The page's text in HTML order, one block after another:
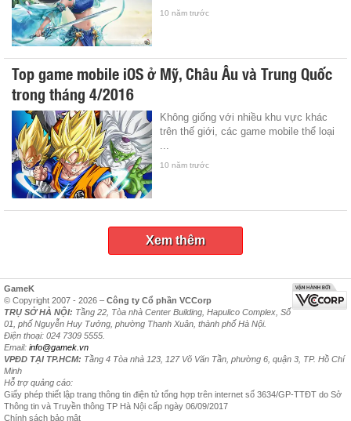
10 năm trước
Top game mobile iOS ở Mỹ, Châu Âu và Trung Quốc
trong tháng 4/2016
Không giống với nhiều khu vực khác
trên thế giới, các game mobile thể loại
10 năm trước
Xem thêm
GameK
© Copyright 2007 - 2026 – Công ty Cổ phần VCCorp
TRỤ SỞ HÀ NỘI: Tầng 22, Tòa nhà Center Building, Hapulico Complex, Số
01, phố Nguyễn Huy Tưởng, phường Thanh Xuân, thành phố Hà Nội.
Điện thoại: 024 7309 5555.
Email: info@gamek.vn
VPĐD TẠI TP.HCM: Tầng 4 Tòa nhà 123, 127 Võ Văn Tần, phường 6, quận 3, TP. Hồ Chí
Minh
Hỗ trợ quảng cáo:
Giấy phép thiết lập trang thông tin điện tử tổng hợp trên internet số 3634/GP-TTĐT do Sở
Thông tin và Truyền thông TP Hà Nội cấp ngày 06/09/2017
Chính sách bảo mật